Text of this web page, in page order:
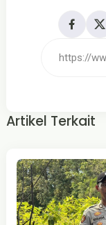
Artikel Terkait